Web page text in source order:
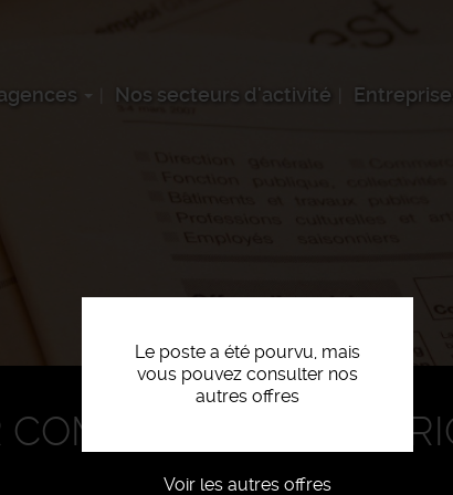
Nos secteurs d'activité
Le poste a été pourvu, mais
vous pouvez consulter nos
autres offres
Voir les autres offres
COMMANDES